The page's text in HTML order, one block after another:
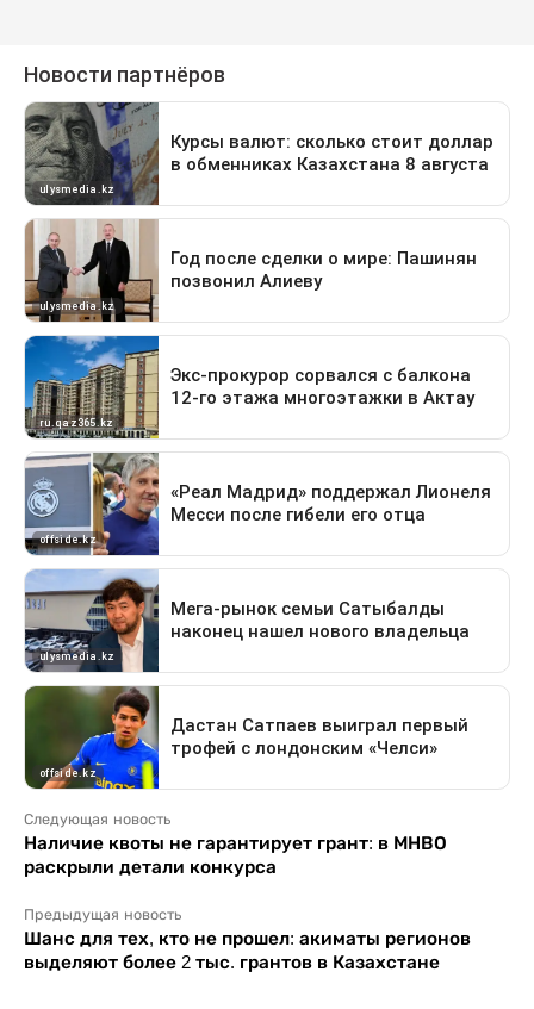
Следующая новость
Наличие квоты не гарантирует грант: в МНВО
раскрыли детали конкурса
Предыдущая новость
Шанс для тех, кто не прошел: акиматы регионов
выделяют более 2 тыс. грантов в Казахстане